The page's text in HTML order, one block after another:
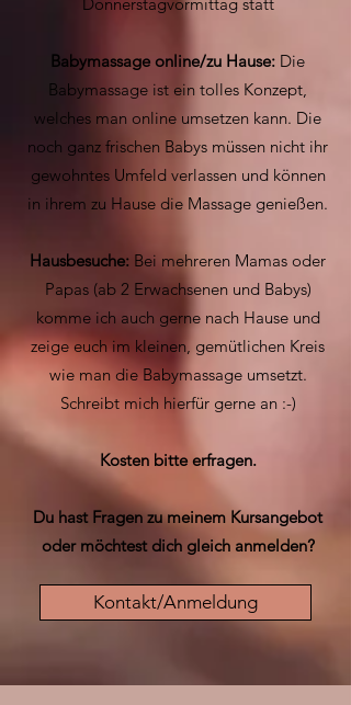
Babymassage online/zu Hause: Die
Babymassage ist ein tolles Konzept,
welches man online umsetzen kann. Die
noch ganz frischen Babys müssen nicht ihr
gewohntes Umfeld verlassen und können
in ihrem zu Hause die Massage genießen.
Hausbesuche: Bei mehreren Mamas oder
Papas (ab 2 Erwachsenen und Babys)
komme ich auch gerne nach Hause und
zeige euch im kleinen, gemütlichen Kreis
wie man die Babymassage umsetzt.
Schreibt mich hierfür gerne an :-)
Kosten bitte erfragen.
Du hast Fragen zu meinem Kursangebot
oder möchtest dich gleich anmelden?
Kontakt/Anmeldung